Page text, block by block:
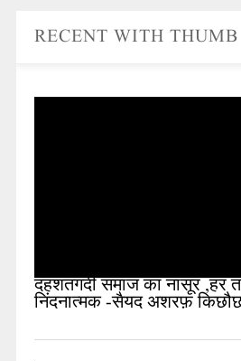
RECENT WITH THUMB
दहशतगर्दी समाज का नासूर ,हर
निंदनात्मक -सैयद अशरफ़